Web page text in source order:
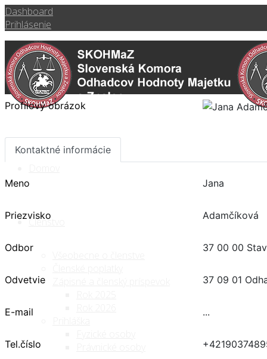
Dashboard
Prihlásenie
Členstvo
Profilový obrázok
Kontaktné informácie
Meno Jana
Priezvisko Adamčíková
Odbor 37 00 00
Odvetvie 37 09 01
E-mail ...
Tel.číslo